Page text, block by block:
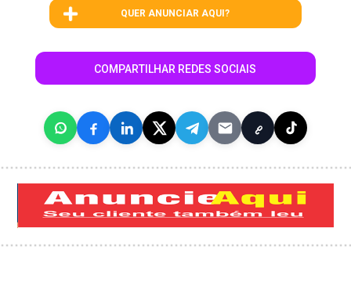
QUER ANUNCIAR AQUI?
COMPARTILHAR REDES SOCIAIS